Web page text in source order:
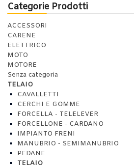
Categorie Prodotti
ACCESSORI
CARENE
ELETTRICO
MOTO
MOTORE
Senza categoria
TELAIO
CAVALLETTI
CERCHI E GOMME
FORCELLA - TELELEVER
FORCELLONE - CARDANO
IMPIANTO FRENI
MANUBRIO - SEMIMANUBRIO
PEDANE
TELAIO